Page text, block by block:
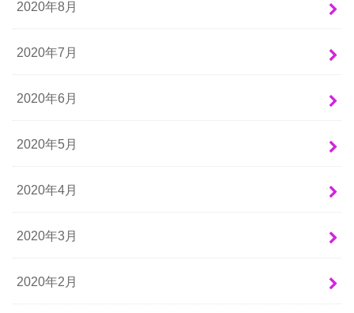
2020年8月
2020年7月
2020年6月
2020年5月
2020年4月
2020年3月
2020年2月